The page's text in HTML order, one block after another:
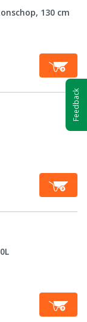
130 cm
Feedback